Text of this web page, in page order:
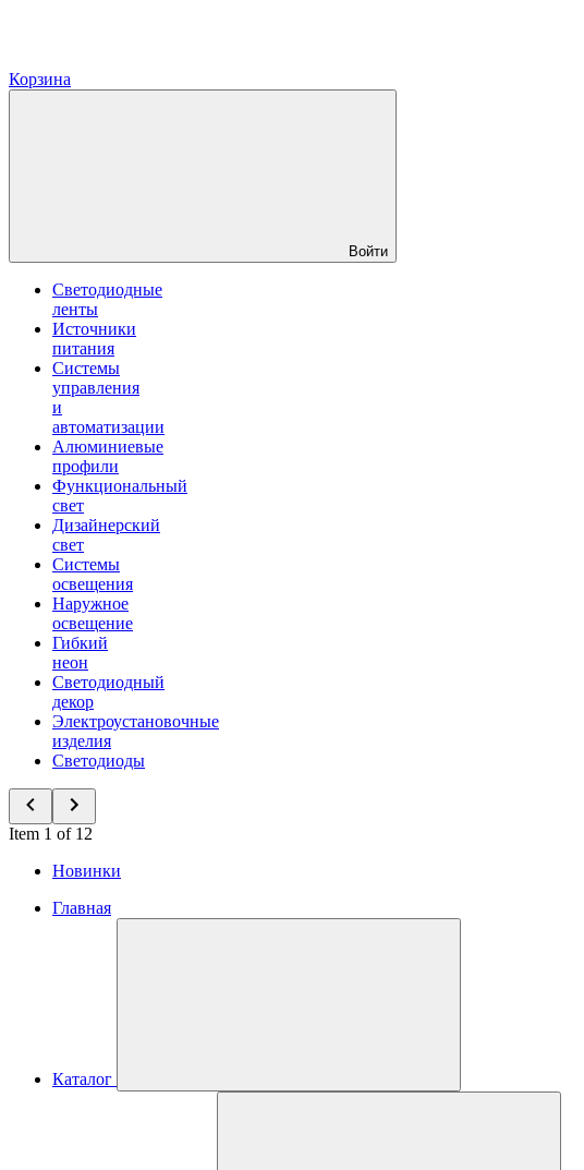
Корзина
Войти
Светодиодные
ленты
Источники
питания
Системы
управления
и
автоматизации
Алюминиевые
профили
Функциональный
свет
Дизайнерский
свет
Системы
освещения
Наружное
освещение
Гибкий
неон
Светодиодный
декор
Электроустановочные
изделия
Светодиоды
Item 1 of 12
Новинки
Главная
Каталог